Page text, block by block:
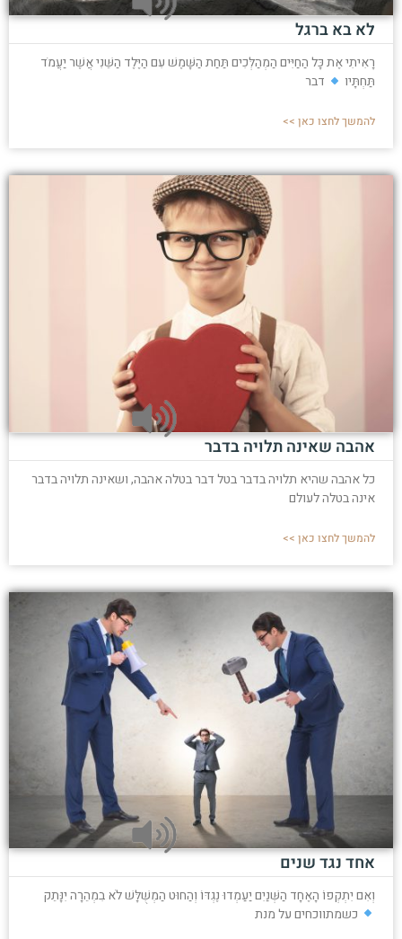
לא בא ברגל
רָאִיתִי אֶת כָּל הַחַיִּים הַמְהַלְּכִים תַּחַת הַשָּׁמֶשׁ עִם הַיֶּלֶד הַשֵּׁנִי אֲשֶׁר יַעֲמֹד
תַּחְתָּיו
דבר
להמשך לחצו כאן >>
אהבה שאינה תלויה בדבר
כל אהבה שהיא תלויה בדבר בטל דבר בטלה אהבה, ושאינה תלויה בדבר
אינה בטלה לעולם
להמשך לחצו כאן >>
אחד נגד שנים
וְאִם יִתְקְפוֹ הָאֶחָד הַשְּׁנַיִם יַעַמְדוּ נֶגְדּוֹ וְהַחוּט הַמְשֻׁלָּשׁ לֹא בִמְהֵרָה יִנָּתֵק
כשמתווכחים על מנת